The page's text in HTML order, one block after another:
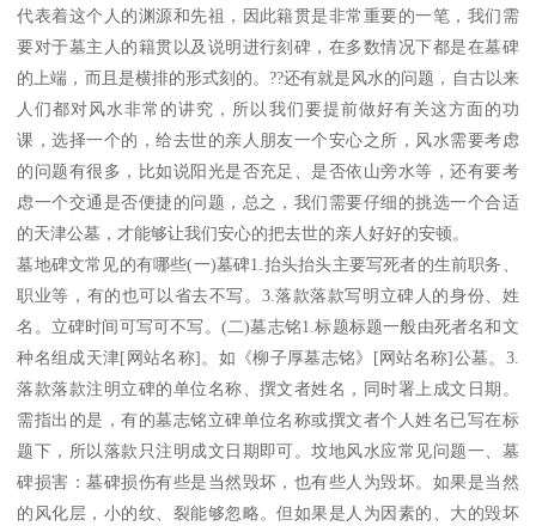
代表着这个人的渊源和先祖，因此籍贯是非常重要的一笔，我们需
要对于墓主人的籍贯以及说明进行刻碑，在多数情况下都是在墓碑
的上端，而且是横排的形式刻的。??还有就是风水的问题，自古以来
人们都对风水非常的讲究，所以我们要提前做好有关这方面的功
课，选择一个的，给去世的亲人朋友一个安心之所，风水需要考虑
的问题有很多，比如说阳光是否充足、是否依山旁水等，还有要考
虑一个交通是否便捷的问题，总之，我们需要仔细的挑选一个合适
的天津公墓，才能够让我们安心的把去世的亲人好好的安顿。
墓地碑文常见的有哪些(一)墓碑1.抬头抬头主要写死者的生前职务、
职业等，有的也可以省去不写。3.落款落款写明立碑人的身份、姓
名。立碑时间可写可不写。(二)墓志铭1.标题标题一般由死者名和文
种名组成天津[网站名称]。如《柳子厚墓志铭》[网站名称]公墓。3.
落款落款注明立碑的单位名称、撰文者姓名，同时署上成文日期。
需指出的是，有的墓志铭立碑单位名称或撰文者个人姓名已写在标
题下，所以落款只注明成文日期即可。坟地风水应常见问题一、墓
碑损害：墓碑损伤有些是当然毁坏，也有些人为毁坏。如果是当然
的风化层，小的纹、裂能够忽略。但如果是人为因素的、大的毁坏